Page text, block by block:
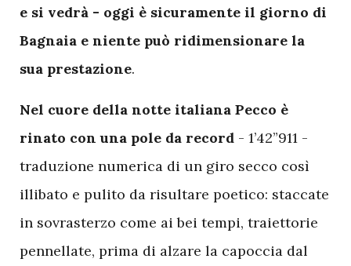
e si vedrà - oggi è sicuramente il giorno di
Bagnaia e niente può ridimensionare la
sua prestazione.
Nel cuore della notte italiana Pecco è
rinato con una pole da record - 1’42”911 -
traduzione numerica di un giro secco così
illibato e pulito da risultare poetico: staccate
in sovrasterzo come ai bei tempi, traiettorie
pennellate, prima di alzare la capoccia dal